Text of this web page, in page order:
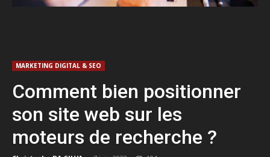
MARKETING DIGITAL & SEO
Comment bien positionner
son site web sur les
moteurs de recherche ?